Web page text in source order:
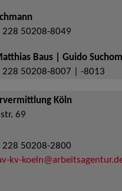
228 50208-8049
Baus | Guido
228 50208-8007 | -8013
Köln
69
228 50208-2800
kv-